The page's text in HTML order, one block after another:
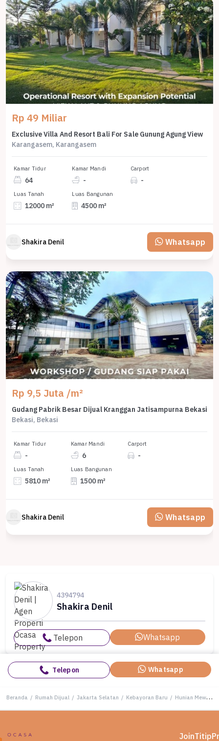
Rp 49 Miliar
Exclusive Villa And Resort Bali For Sale Gunung Agung View
Karangasem, Karangasem
Kamar Tidur
64
Kamar Mandi
-
Carport
-
Luas Tanah
12000 m²
Luas Bangunan
4500 m²
Shakira Denil Whatsapp
Rp 9,5 Juta /m²
Gudang Pabrik Besar Dijual Kranggan Jatisampurna Bekasi
Bekasi, Bekasi
Kamar Tidur
-
Kamar Mandi
6
Carport
-
Luas Tanah
5810 m²
Luas Bangunan
1500 m²
Shakira Denil Whatsapp
4394794
Shakira Denil
Telepon Whatsapp
Telepon Whatsapp
Beranda / Rumah Dijual / Jakarta Selatan / Kebayoran Baru / Hunian Mewah di Kawasan Kebayoran Baru, Jakarta Selatan, LB 300m², Harga 30 Miliar
JoinTitip